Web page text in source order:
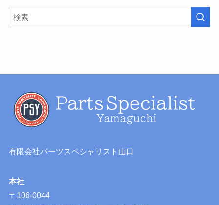
有限会社パーツスペシャリスト山口
本社
〒106-0044